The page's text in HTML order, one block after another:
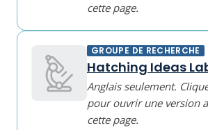
cette page.
GROUPE DE RECHERCHE
Hatching Ideas
Anglais seulement.
pour ouvrir une version
cette page.